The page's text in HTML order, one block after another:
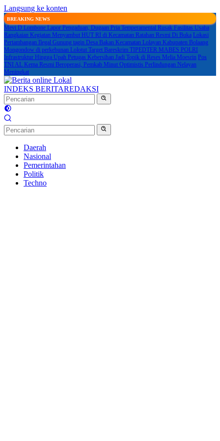
Langsung ke konten
BREAKING NEWS
Mevi D Lombone Lapor Pengaduan, Dugaan Pria Temperamental Rusak Fasilitas Usaha
Rangkaian Kegiatan Menyambut HUT RI di Kecamatan Ratahan Resmi Di Buka Lokasi
Pertambangan Ilegal Gunung tagin Desa Bakan Kecamatan Lolayan Kabupaten Bolaang
Mongondow di perkebunan Lolotut Target Bareskrim TIPEDTER MABES POLRI
Infrastruktur Hingga Upah Petugas Kebersihan Jadi Topik di Reses Melia Moesrin Pos
TNI AL Kema Resmi Beroperasi, Pemkab Minut Optimistis Perlindungan Nelayan
Meningkat
INDEKS BERITAREDAKSI
Daerah
Nasional
Pemerintahan
Politik
Techno